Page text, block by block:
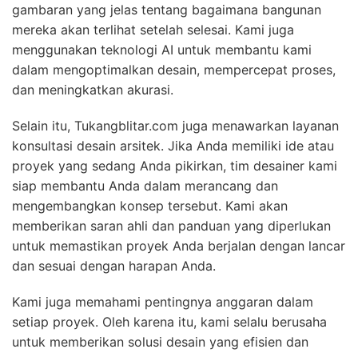
gambaran yang jelas tentang bagaimana bangunan
mereka akan terlihat setelah selesai. Kami juga
menggunakan teknologi AI untuk membantu kami
dalam mengoptimalkan desain, mempercepat proses,
dan meningkatkan akurasi.
Selain itu, Tukangblitar.com juga menawarkan layanan
konsultasi desain arsitek. Jika Anda memiliki ide atau
proyek yang sedang Anda pikirkan, tim desainer kami
siap membantu Anda dalam merancang dan
mengembangkan konsep tersebut. Kami akan
memberikan saran ahli dan panduan yang diperlukan
untuk memastikan proyek Anda berjalan dengan lancar
dan sesuai dengan harapan Anda.
Kami juga memahami pentingnya anggaran dalam
setiap proyek. Oleh karena itu, kami selalu berusaha
untuk memberikan solusi desain yang efisien dan